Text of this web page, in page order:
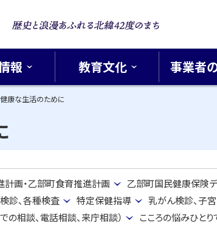
歴史と浪漫あふれ
る北緯42度のま
ち
報 教育文化 事業者
健康な生活のために
計画・乙部町食育推進計画
乙部町国民健康保険
診、各種検査
特定保健指導 乳がん検診、子
の相談、電話相談、来庁相談）
こころの悩みひと